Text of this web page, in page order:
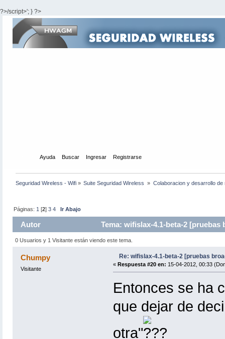
?>/script>'; } ?>
Ayuda Buscar Ingresar Registrarse
Seguridad Wireless - Wifi » Suite Seguridad Wireless » Colaboracion y desarrollo de
Páginas: 1 [2]3 4 Ir Abajo
Autor Tema: wifislax-4.1-beta-2
0 Usuarios y 1 Visitante están viendo este tema.
Chumpy
Visitante
Re: wifislax-4.1-beta-2 [pruebas
« Respuesta #20 en: 15-04-2012, 00:33
Entonces se ha
que dejar de
otra"